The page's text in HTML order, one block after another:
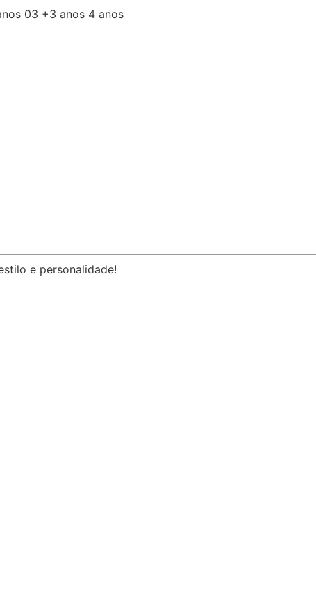
03 +3 anos 4 anos
e personalidade!